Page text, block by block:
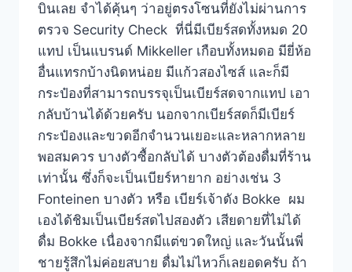
บินเลย จำได้คุ้นๆ ว่าอยู่ตรงโซนที่ยังไม่ผ่านการ
ตรวจ Security Check ที่นี่มีเบียร์สดทั้งหมด 20
แทป เป็นแบรนด์ Mikkeller เกือบทั้งหมดอ มียี่ห้อ
อื่นแทรกบ้างนิดหน่อย มีแก้วสองไซส์ และก็มี
กระป๋องที่สามารถบรรจุเป็นเบียร์สดจากแทป เอา
กลับบ้านได้ด้วยครับ นอกจากเบียร์สดก็มีเบียร์
กระป๋องและขวดอีกจำนวนเยอะและหลากหลาย
พอสมควร บางตัวซื้อกลับได้ บางตัวต้องดื่มที่ร้าน
เท่านั้น ซึ่งก็จะเป็นเบียร์หายาก อย่างเช่น 3
Fonteinen บางตัว หรือ เบียร์เจ้าดัง Bokke ผม
เองได้ชิมเป็นเบียร์สดไปสองตัว เสียดายที่ไม่ได้
ดื่ม Bokke เนื่องจากมีแต่ขวดใหญ่ และวันนั้นพี่
ชายรู้สึกไม่ค่อยสบาย ดื่มไม่ไหวก็เลยอดครับ ถ้า